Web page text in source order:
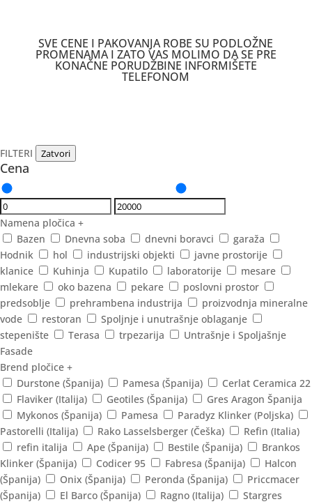
SVE CENE I PAKOVANJA ROBE SU PODLOŽNE
PROMENAMA I ZATO VAS MOLIMO DA SE PRE
KONAČNE PORUDŽBINE INFORMIŠETE
TELEFONOM
FILTERI Zatvori
Cena
Namena pločica +
Bazen
Dnevna soba dnevni boravci
garaža
Hodnik
hol industrijski objekti
javne prostorije
klanice
Kuhinja Kupatilo laboratorije
mesare
mlekare
oko bazena pekare
poslovni prostor
predsoblje
prehrambena industrija
proizvodnja mineralne
vode
restoran
Spoljnje i unutrašnje oblaganje
stepenište
Terasa trpezarija
Untrašnje i Spoljašnje
Fasade
Brend pločice +
Durstone (Španija)
Pamesa (Španija)
Cerlat Ceramica 22
Flaviker (Italija)
Geotiles (Španija)
Gres Aragon Španija
Mykonos (Španija)
Pamesa
Paradyz Klinker (Poljska)
Pastorelli (Italija)
Rako Lasselsberger (Češka)
Refin (Italia)
refin italija
Ape (Španija) Bestile (Španija)
Brankos
Klinker (Španija)
Codicer 95 Fabresa (Španija)
Halcon
(Španija)
Onix (Španija) Peronda (Španija)
Priccmacer
(Španija)
El Barco (Španija) Ragno (Italija)
Stargres